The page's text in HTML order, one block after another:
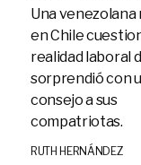
Una venezolana
en Chile
realidad laboral
sorprendió con
consejo a sus
compatriotas.
RUTH HERNÁNDEZ